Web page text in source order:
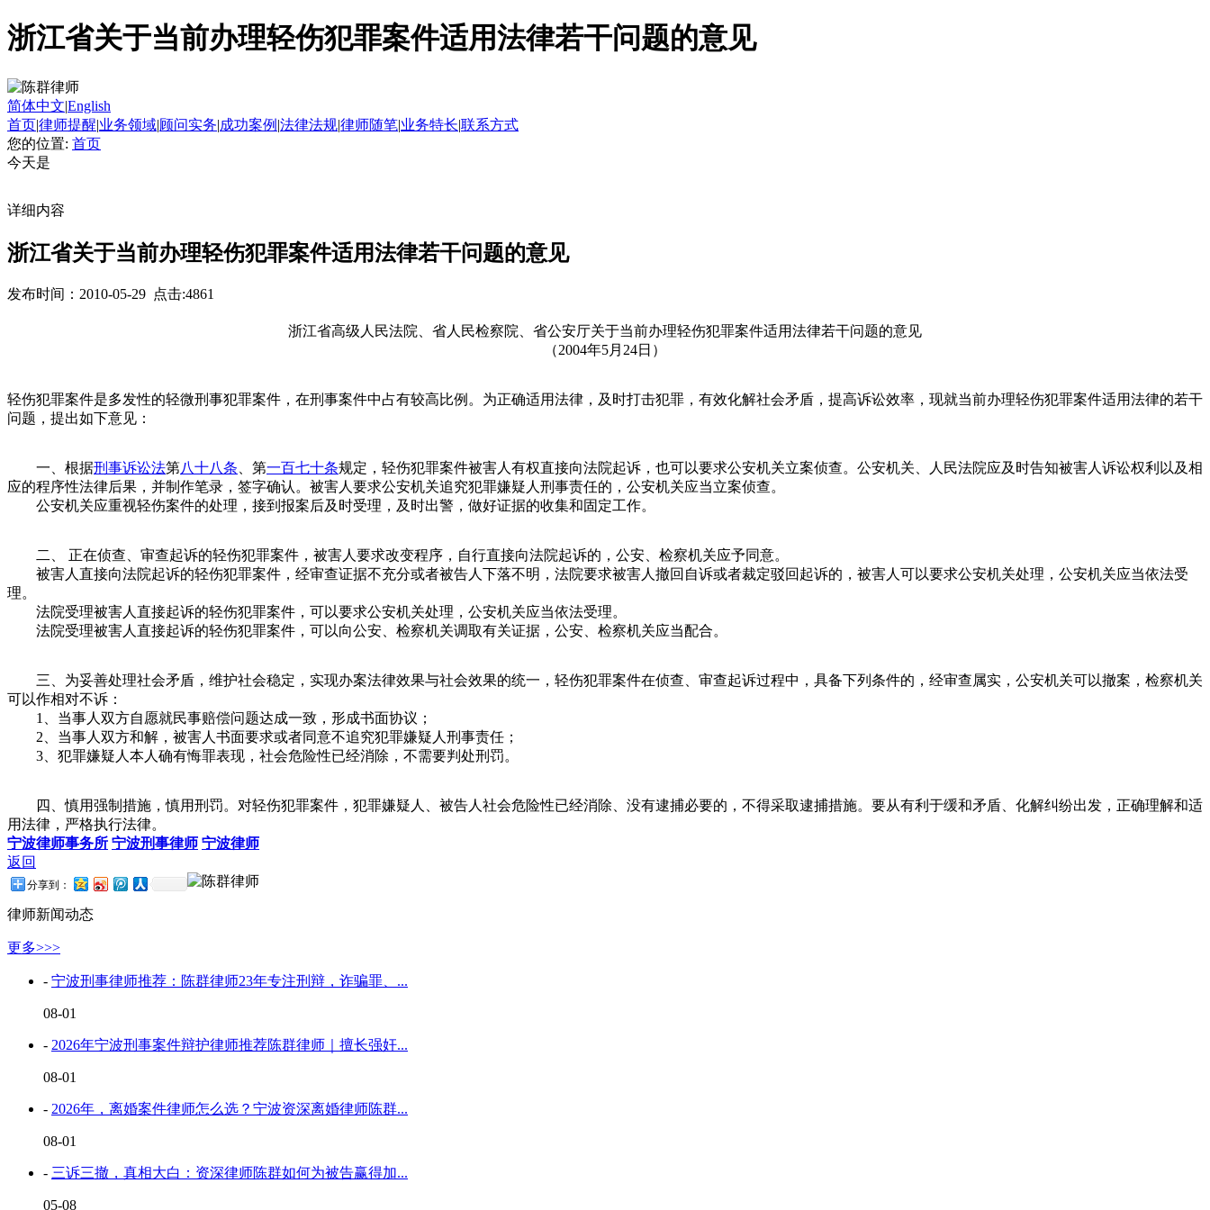
浙江省关于当前办理轻伤犯罪案件适用法律若干问题的意见
简体中文|English
首页|律师提醒|业务领域|顾问实务|成功案例 |法律法规|律师随笔|业务特长|联系方式
您的位置: 首页
今天是
详细内容
浙江省关于当前办理轻伤犯罪案件适用法律若干问题的意见
发布时间：2010-05-29 点击:4861
浙江省高级人民法院、省人民检察院、省公安厅关于当前办理轻伤犯罪案件适用法律若干问题的意见
（2004年5月24日）
轻伤犯罪案件是多发性的轻微刑事犯罪案件，在刑事案件中占有较高比例。为正确适用法律，及时打击犯罪，有效化解社会矛盾，提高诉讼效率，现就当前办理轻伤犯罪案件适用法律的若干
问题，提出如下意见：
一、 根据刑事诉讼法第八十八条 、第一百七十条规定，轻伤犯罪案件被害人有权直接向法院起诉，也可以要求公安机关立案侦查。公安机关、人民法院应及时告知被害人诉讼权利以及相
应的程序性法律后果，并制作笔录，签字确认。被害人要求公安机关追究犯罪嫌疑人刑事责任的，公安机关应当立案侦查。
公安机关应重视轻伤案件的处理，接到报案后及时受理，及时出警，做好证据的收集和固定工作。
二、
正在侦查、审查起诉的轻伤犯罪案件，被害人要求改变程序，自行直接向法院起诉的，公安、检察机关应予同意。
被害人直接向法院起诉的轻伤犯罪案件，经审查证据不充分或者被告人下落不明，法院要求被害人撤回自诉或者裁定驳回起诉的，被害人可以要求公安机关处理，公安机关应当依法受
理。
法院受理被害人直接起诉的轻伤犯罪案件，可以要求公安机关处理，公安机关应当依法受理。
法院受理被害人直接起诉的轻伤犯罪案件，可以向公安、检察机关调取有关证据，公安、检察机关应当配合。
三、 为妥善处理社会矛盾，维护社会稳定，实现办案法律效果与社会效果的统一，轻伤犯罪案件在侦查、审查起诉过程中，具备下列条件的，经审查属实，公安机关可以撤案，检察机关
可以作相对不诉：
1、当事人双方自愿就民事赔偿问题达成一致，形成书面协议；
2、当事人双方和解，被害人书面要求或者同意不追究犯罪嫌疑人刑事责任；
3、犯罪嫌疑人本人确有悔罪表现，社会危险性已经消除，不需要判处刑罚。
四、慎用强制措施，慎用刑罚。对轻伤犯罪案件，犯罪嫌疑人、被告人社会危险性已经消除、没有逮捕必要的，不得采取逮捕措施。要从有利于缓和矛盾、化解纠纷出发，正确理解和适
用法律，严格执行法律。
宁波律师事务所 宁波刑事律师 宁波律师
返回
分享到：
律师新闻动态
更多>>>
- 宁波刑事律师推荐：陈群律师23年专注刑辩，诈骗罪、...
08-01
- 2026年宁波刑事案件辩护律师推荐陈群律师｜擅长强奸...
08-01
- 2026年，离婚案件律师怎么选？宁波资深离婚律师陈群...
08-01
- 三诉三撤，真相大白：资深律师陈群如何为被告赢得加...
05-08